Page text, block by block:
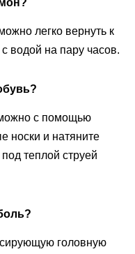
легко вернуть к
водой на пару часов.
с помощью
носки и натяните
теплой струей
головную